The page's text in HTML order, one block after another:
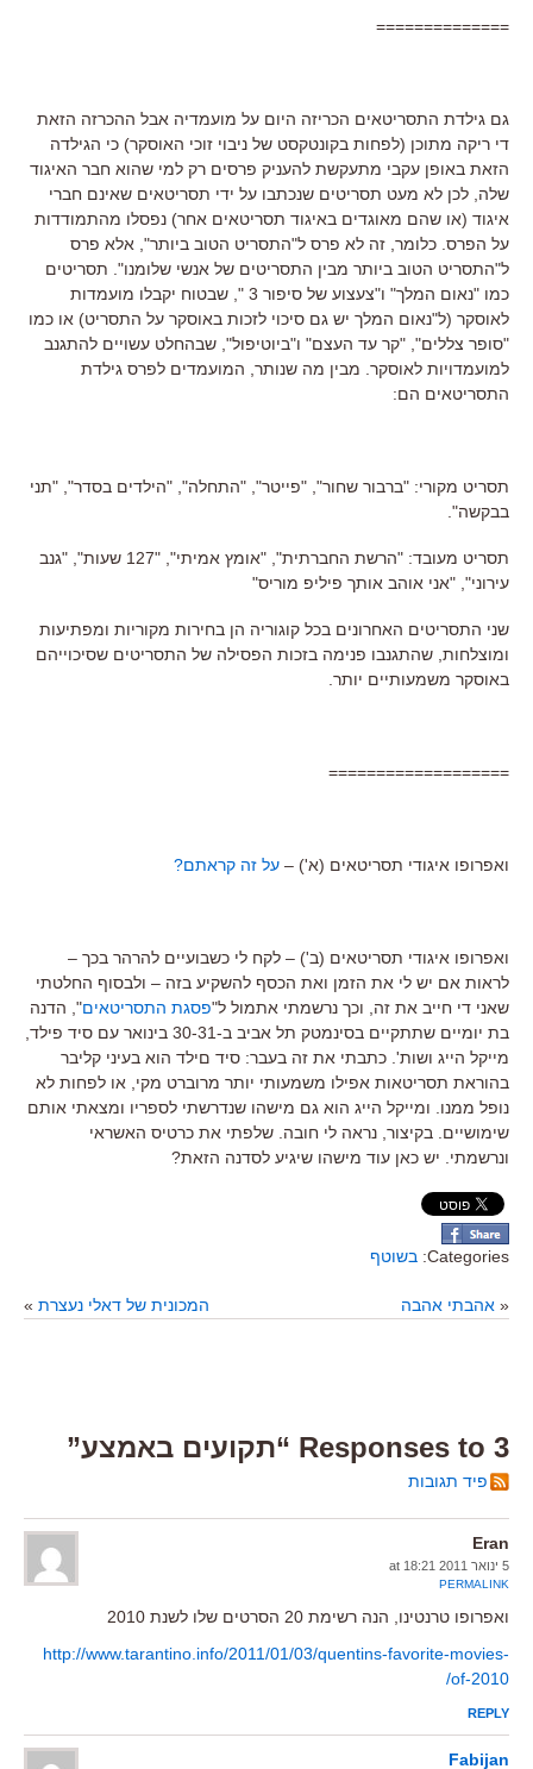
==============
גם גילדת התסריטאים הכריזה היום על מועמדיה אבל ההכרזה הזאת
די ריקה מתוכן (לפחות בקונטקסט של ניבוי זוכי האוסקר) כי הגילדה
הזאת באופן עקבי מתעקשת להעניק פרסים רק למי שהוא חבר האיגוד
שלה, לכן לא מעט תסריטים שנכתבו על ידי תסריטאים שאינם חברי
איגוד (או שהם מאוגדים באיגוד תסריטאים אחר) נפסלו מהתמודדות
על הפרס. כלומר, זה לא פרס ל"התסריט הטוב ביותר", אלא פרס
ל"התסריט הטוב ביותר מבין התסריטים של אנשי שלומנו". תסריטים
כמו "נאום המלך" ו"צעצוע של סיפור 3 ", שבטוח יקבלו מועמדות
לאוסקר (ל"נאום המלך יש גם סיכוי לזכות באוסקר על התסריט) או כמו
"סופר צללים", "קר עד העצם" ו"ביוטיפול", שבהחלט עשויים להתגנב
למועמדויות לאוסקר. מבין מה שנותר, המועמדים לפרס גילדת
התסריטאים הם:
תסריט מקורי: "ברבור שחור", "פייטר", "התחלה", "הילדים בסדר", "תני
בבקשה".
תסריט מעובד: "הרשת החברתית", "אומץ אמיתי", "127 שעות", "גנב
עירוני", "אני אוהב אותך פיליפ מוריס"
שני התסריטים האחרונים בכל קוגוריה הן בחירות מקוריות ומפתיעות
ומוצלחות, שהתגנבו פנימה בזכות הפסילה של התסריטים שסיכוייהם
באוסקר משמעותיים יותר.
===================
ואפרופו איגודי תסריטאים (א') – על זה קראתם?
ואפרופו איגודי תסריטאים (ב') – לקח לי כשבועיים להרהר בכך –
לראות אם יש לי את הזמן ואת הכסף להשקיע בזה – ולבסוף החלטתי
שאני די חייב את זה, וכך נרשמתי אתמול ל"פסגת התסריטאים", הדנה
בת יומיים שתתקיים בסינמטק תל אביב ב-30-31 בינואר עם סיד פילד,
מייקל הייג ושות'. כתבתי את זה בעבר: סיד םילד הוא בעיני קליבר
בהוראת תסריטאות אפילו משמעותי יותר מרוברט מקי, או לפחות לא
נופל ממנו. ומייקל הייג הוא גם מישהו שנדרשתי לספריו ומצאתי אותם
שימושיים. בקיצור, נראה לי חובה. שלפתי את כרטיס האשראי
ונרשמתי. יש כאן עוד מישהו שיגיע לסדנה הזאת?
Categories: בשוטף
« אהבתי אהבה המכונית של דאלי נעצרת »
3 Responses to “תקועים באמצע”
פיד תגובות
Eran
5 ינואר 2011 at 18:21
PERMALINK
ואפרופו טרנטינו, הנה רשימת 20 הסרטים שלו לשנת 2010
http://www.tarantino.info/2011/01/03/quentins-favorite-movies-
of-2010/
REPLY
Fabijan